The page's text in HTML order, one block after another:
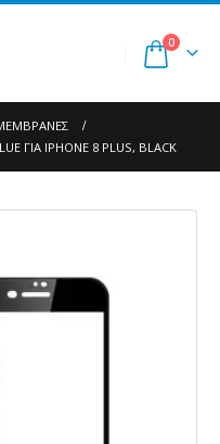
0
ΜΕΜΒΡΆΝΕΣ
ΓΙΑ IPHONE 8 PLUS, BLACK